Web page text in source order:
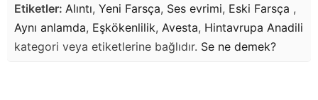
Etiketler: Alıntı, Yeni Farsça, Ses evrimi, Eski Farsça ,
Aynı anlamda, Eşkökenlilik, Avesta, Hintavrupa Anadili
kategori veya etiketlerine bağlıdır. Se ne demek?